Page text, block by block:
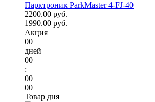
Парктроник ParkMaster 4-FJ-40
2200.00 руб.
1990.00 руб.
Акция
00
дней
00
:
00
00
Товар дня